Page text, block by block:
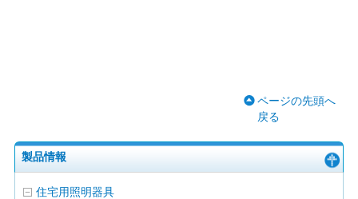
製品情報
住宅用照明器具
ページの先頭へ
戻る